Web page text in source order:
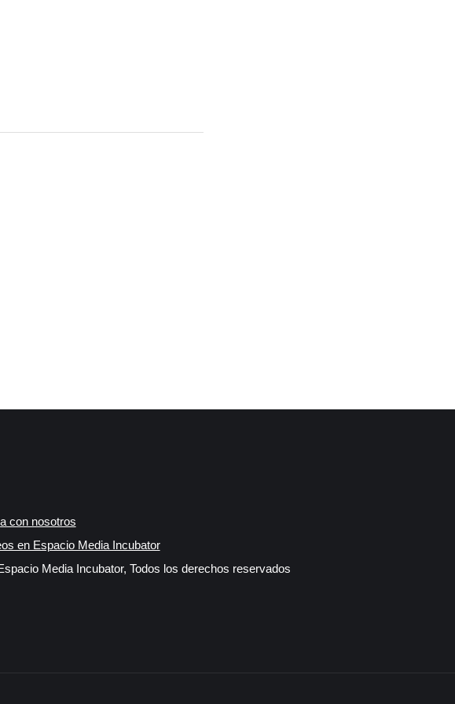
con nosotros
en Espacio Media Incubator
Media Incubator, Todos los derechos reservados